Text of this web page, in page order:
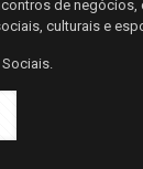
de negócios,
culturais e